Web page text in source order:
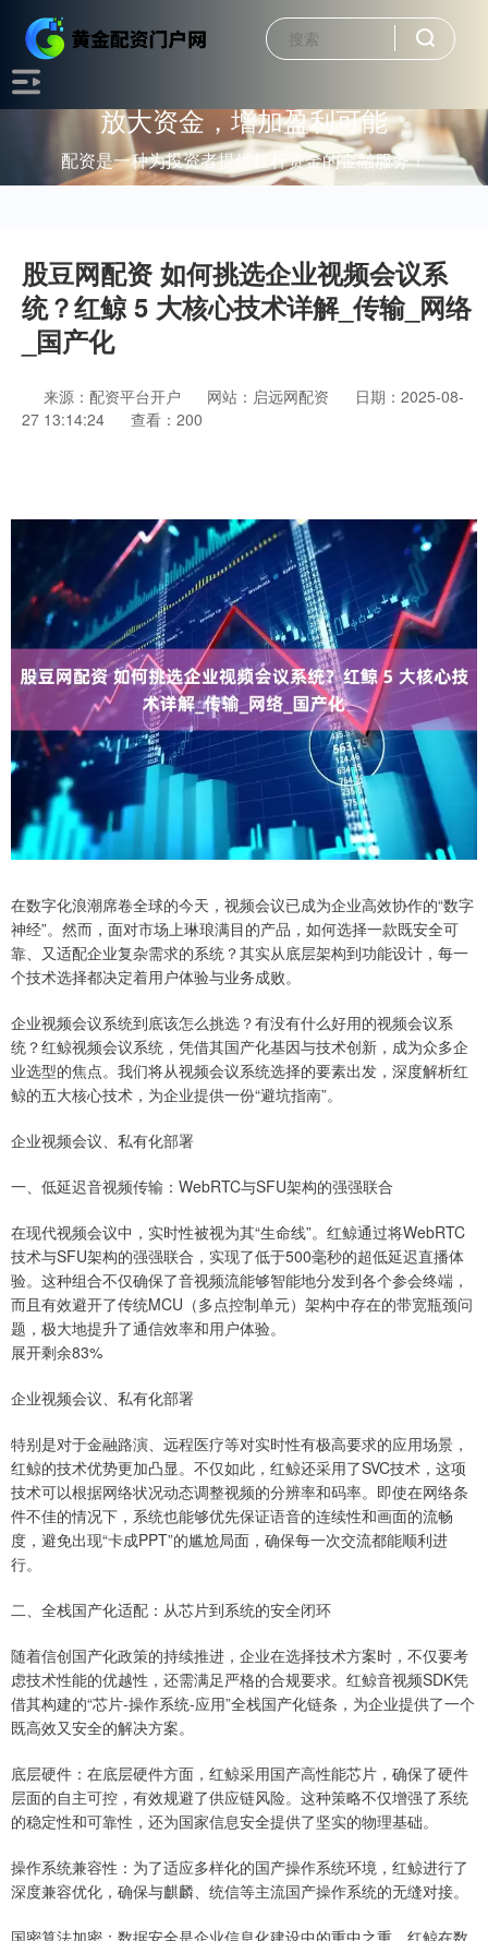
放大资金，增加盈利可能
配资是一种为投资者提供杠杆资金的金融服务！
股豆网配资 如何挑选企业视频会议系
统？红鲸 5 大核心技术详解_传输_网络
_国产化
来源：配资平台开户 网站：启远网配资
日期：2025-08-
27 13:14:24
查看：200
在数字化浪潮席卷全球的今天，视频会议已成为企业高效协作的“数字
神经”。然而，面对市场上琳琅满目的产品，如何选择一款既安全可
靠、又适配企业复杂需求的系统？其实从底层架构到功能设计，每一
个技术选择都决定着用户体验与业务成败。
企业视频会议系统到底该怎么挑选？有没有什么好用的视频会议系
统？红鲸视频会议系统，凭借其国产化基因与技术创新，成为众多企
业选型的焦点。我们将从视频会议系统选择的要素出发，深度解析红
鲸的五大核心技术，为企业提供一份“避坑指南”。
企业视频会议、私有化部署
一、低延迟音视频传输：WebRTC与SFU架构的强强联合
在现代视频会议中，实时性被视为其“生命线”。红鲸通过将WebRTC
技术与SFU架构的强强联合，实现了低于500毫秒的超低延迟直播体
验。这种组合不仅确保了音视频流能够智能地分发到各个参会终端，
而且有效避开了传统MCU（多点控制单元）架构中存在的带宽瓶颈问
题，极大地提升了通信效率和用户体验。
展开剩余83%
企业视频会议、私有化部署
特别是对于金融路演、远程医疗等对实时性有极高要求的应用场景，
红鲸的技术优势更加凸显。不仅如此，红鲸还采用了SVC技术，这项
技术可以根据网络状况动态调整视频的分辨率和码率。即使在网络条
件不佳的情况下，系统也能够优先保证语音的连续性和画面的流畅
度，避免出现“卡成PPT”的尴尬局面，确保每一次交流都能顺利进
行。
二、全栈国产化适配：从芯片到系统的安全闭环
随着信创国产化政策的持续推进，企业在选择技术方案时，不仅要考
虑技术性能的优越性，还需满足严格的合规要求。红鲸音视频SDK凭
借其构建的“芯片-操作系统-应用”全栈国产化链条，为企业提供了一个
既高效又安全的解决方案。
底层硬件：在底层硬件方面，红鲸采用国产高性能芯片，确保了硬件
层面的自主可控，有效规避了供应链风险。这种策略不仅增强了系统
的稳定性和可靠性，还为国家信息安全提供了坚实的物理基础。
操作系统兼容性：为了适应多样化的国产操作系统环境，红鲸进行了
深度兼容优化，确保与麒麟、统信等主流国产操作系统的无缝对接。
国密算法加密：数据安全是企业信息化建设中的重中之重。红鲸在数